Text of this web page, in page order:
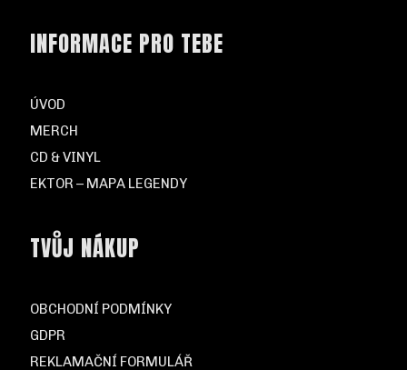
INFORMACE PRO TEBE
ÚVOD
MERCH
CD & VINYL
EKTOR – MAPA LEGENDY
TVŮJ NÁKUP
OBCHODNÍ PODMÍNKY
GDPR
REKLAMAČNÍ FORMULÁŘ